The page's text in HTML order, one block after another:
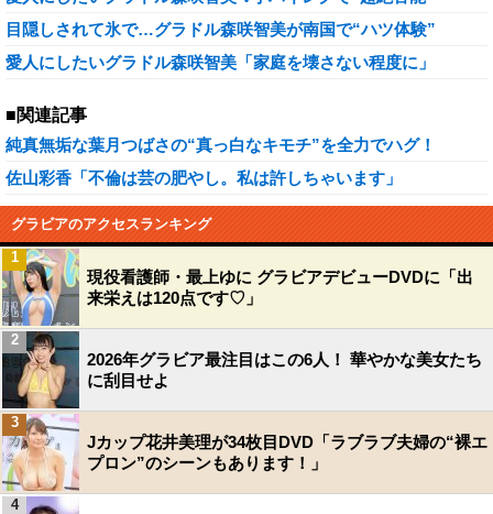
目隠しされて氷で…グラドル森咲智美が南国で“ハツ体験”
愛人にしたいグラドル森咲智美「家庭を壊さない程度に」
■関連記事
純真無垢な葉月つばさの“真っ白なキモチ”を全力でハグ！
佐山彩香「不倫は芸の肥やし。私は許しちゃいます」
グラビアのアクセスランキング
現役看護師・最上ゆに グラビアデビューDVDに「出
来栄えは120点です♡」
1
2026年グラビア最注目はこの6人！ 華やかな美女たち
に刮目せよ
2
Jカップ花井美理が34枚目DVD「ラブラブ夫婦の“裸エ
プロン”のシーンもあります！」
3
4